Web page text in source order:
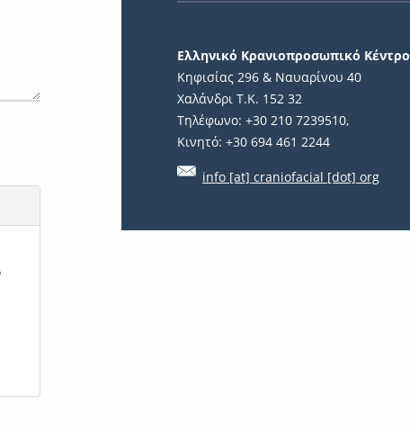
Ελληνικό Κρανιοπροσωπικό Κέντρο
Κηφισίας 296 & Ναυαρίνου 40
Χαλάνδρι Τ.Κ. 152 32
Τηλέφωνο: +30 210 7239510,
Κινητό: +30 694 461 2244
info [at] craniofacial [dot] org